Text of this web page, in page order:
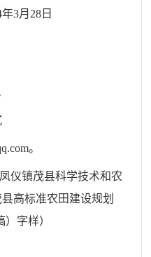
3月28日
。
仪镇茂县科学技术和农
县高标准农田建设规划
字样）